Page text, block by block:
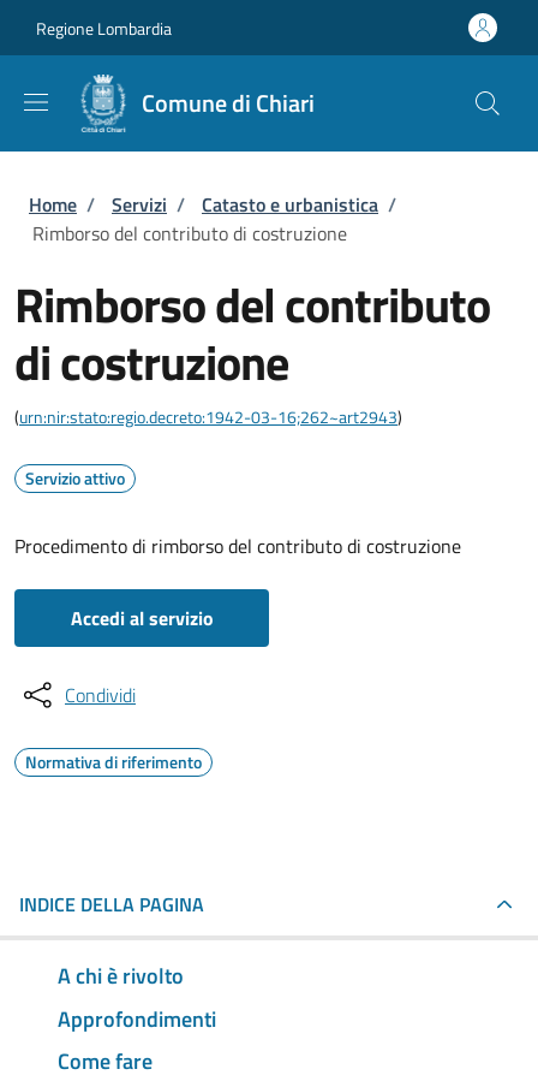
Regione Lombardia
Comune di Chiari
Briciole di pane
Home / Servizi / Catasto e urbanistica /
Rimborso del contributo di costruzione
Rimborso del contributo
di costruzione
(urn:nir:stato:regio.decreto:1942-03-16;262~art2943)
Servizio attivo
Procedimento di rimborso del contributo di costruzione
Accedi al servizio
Condividi
Normativa di riferimento
INDICE DELLA PAGINA
A chi è rivolto
Approfondimenti
Come fare